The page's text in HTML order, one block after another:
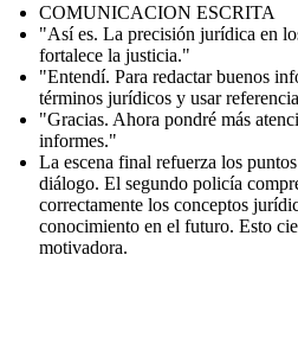
COMUNICACION ESCRITA
"Así es. La precisión jurídica en
fortalece la justicia."
"Entendí. Para redactar buenos
términos jurídicos y usar
"Gracias. Ahora pondré más
informes."
La escena final refuerza los
diálogo. El segundo policía
correctamente los conceptos
conocimiento en el futuro. Esto
motivadora.